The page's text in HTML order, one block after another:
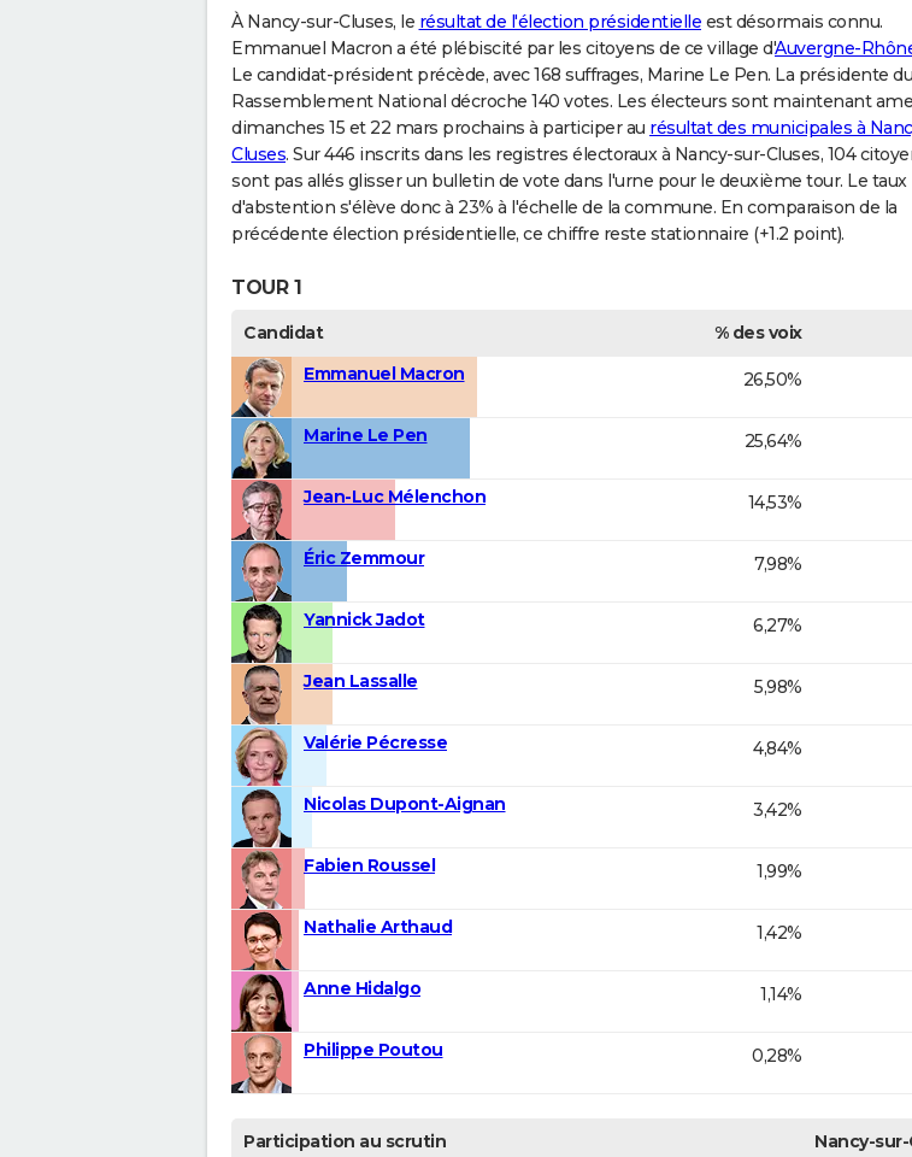
À Nancy-sur-Cluses, le résultat de l'élection présidentielle est désormais connu.
Emmanuel Macron a été plébiscité par les citoyens de ce village d'Auvergne-
Le candidat-président précède, avec 168 suffrages, Marine Le Pen. La présidente du
Rassemblement National décroche 140 votes. Les électeurs sont maintenant
dimanches 15 et 22 mars prochains à participer au résultat des municipales à
Cluses. Sur 446 inscrits dans les registres électoraux à Nancy-sur-Cluses, 104
sont pas allés glisser un bulletin de vote dans l'urne pour le deuxième tour. Le taux
d'abstention s'élève donc à 23% à l'échelle de la commune. En comparaison de la
précédente élection présidentielle, ce chiffre reste stationnaire (+1.2 point).
TOUR 1
Candidat % des voix
Emmanuel Macron
26,50%
Marine Le Pen 25,64%
Jean-Luc Mélenchon 14,53%
Éric Zemmour 7,98%
Yannick Jadot 6,27%
Jean Lassalle 5,98%
Valérie Pécresse 4,84%
Nicolas Dupont-Aignan 3,42%
Fabien Roussel 1,99%
Nathalie Arthaud 1,42%
Anne Hidalgo 1,14%
Philippe Poutou 0,28%
Participation au scrutin Nancy-